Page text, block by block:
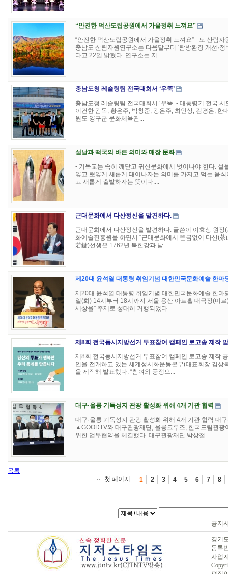
“안전한 덕산도립공원에서 가을정취 느껴요”
“안전한 덕산도립공원에서 가을정취 느껴요” - 도 산림
충남도 산림자원연구소는 다음달부터 ‘탐방환경 개선·
다고 22일 밝혔다. 연구소는 지...
충남도청 레슬링팀 전국대회서 ‘우뚝’
충남도청 레슬링팀 전국대회서 ‘우뚝’ - 대통령기 전국
이건한 감독, 황은주, 박창준, 강은주, 최인상, 김경은,
원도 양구군 문화체육관...
설날과 떡국의 바른 의미와 매장 문화
- 기독교는 속히 깨닫고 귀신문화에서 벗어나야 한다.
얗고 뽀얗게 새롭게 태어나자는 의미를 가지고 먹는 음
고 새롭게 출발하자는 뜻이다....
근대문화에서 다산정신을 발견하다.
근대문화에서 다산정신을 발견하다. 글쓴이 이효상 원
화예술진흥원을 하면서 “근대문화에서 뜬금없이 다산(
若鏞)선생은 1762년 북한강과 남...
제20대 윤석열 대통령 취임기념 대한민국문화예술 한마
제20대 윤석열 대통령 취임기념 대한민국문화예술 한
일(화) 14시부터 18시까지 서울 용산 아트홀 대극장(미
세상을” 주제로 성대히 거행되었다...
제8회 전국동시지방선거 투표참여 캠페인 로고송 제작
제8회 전국동시지방선거 투표참여 캠페인 로고송 제작
인을 전개하고 있는 세계성시화운동본부(대표회장 김
을 제작해 발표했다. “참여와 공정으...
대구·울릉 기독성지 관광 활성화 위해 4개 기관 협력
대구·울릉 기독성지 관광 활성화 위해 4개 기관 협력 대
▲GOODTV와 대구관광재단, 울릉크루즈, 한국드림관
위한 업무협약을 체결했다. 대구관광재단 박상철 ...
목록
첫 페이지
1 2 3 4 5 6 7 8
공지
경기
등록
사업